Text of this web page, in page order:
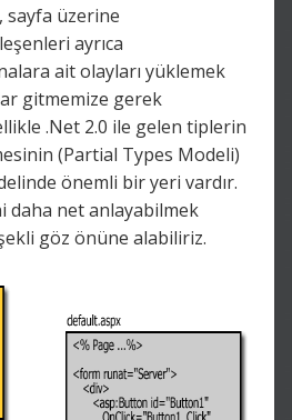
sayfa üzerine
ayrıca
ait olayları yüklemek
gitmemize gerek
.Net 2.0 ile gelen tiplerin
(Partial Types Modeli)
önemli bir yeri vardır.
daha net anlayabilmek
göz önüne alabiliriz.